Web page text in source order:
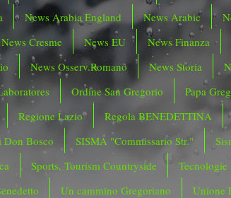
News Arabia England News Arabic
News Cresme News EU
News Finanza
News Osserv.Romano News Storia
Ordine San Gregorio
Papa
Regione Lazio
Regola BENEDETTINA
Don Bosco SISMA "Commissario Str."
Sports, Tourism Countryside
Tecnologie
Un cammino Gregoriano
Unione